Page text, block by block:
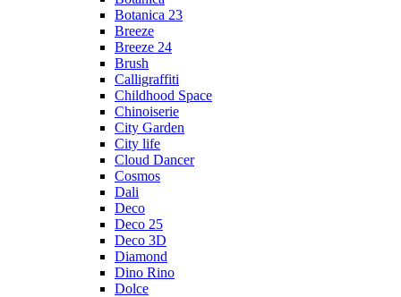
Botanica 23
Breeze
Breeze 24
Brush
Calligraffiti
Childhood Space
Chinoiserie
City Garden
City life
Cloud Dancer
Cosmos
Dali
Deco
Deco 25
Deco 3D
Diamond
Dino Rino
Dolce